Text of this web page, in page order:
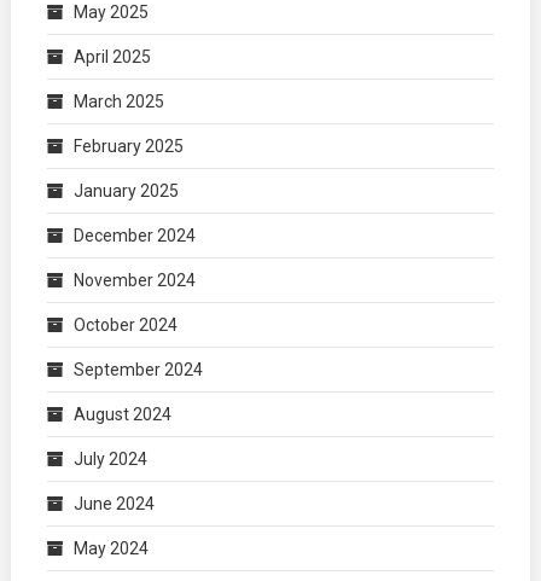
May 2025
April 2025
March 2025
February 2025
January 2025
December 2024
November 2024
October 2024
September 2024
August 2024
July 2024
June 2024
May 2024